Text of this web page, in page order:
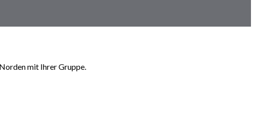
mit Ihrer Gruppe.